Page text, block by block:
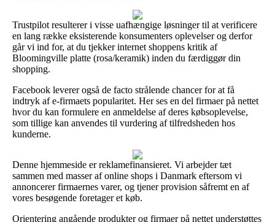
Trustpilot resulterer i visse uafhængige løsninger til at verificere
en lang række eksisterende konsumenters oplevelser og derfor
går vi ind for, at du tjekker internet shoppens kritik af
Bloomingville platte (rosa/keramik) inden du færdiggør din
shopping.
Facebook leverer også de facto strålende chancer for at få
indtryk af e-firmaets popularitet. Her ses en del firmaer på nettet
hvor du kan formulere en anmeldelse af deres købsoplevelse,
som tillige kan anvendes til vurdering af tilfredsheden hos
kunderne.
Denne hjemmeside er reklamefinansieret. Vi arbejder tæt
sammen med masser af online shops i Danmark eftersom vi
annoncerer firmaernes varer, og tjener provision såfremt en af
vores besøgende foretager et køb.
Orientering angående produkter og firmaer på nettet understøttes